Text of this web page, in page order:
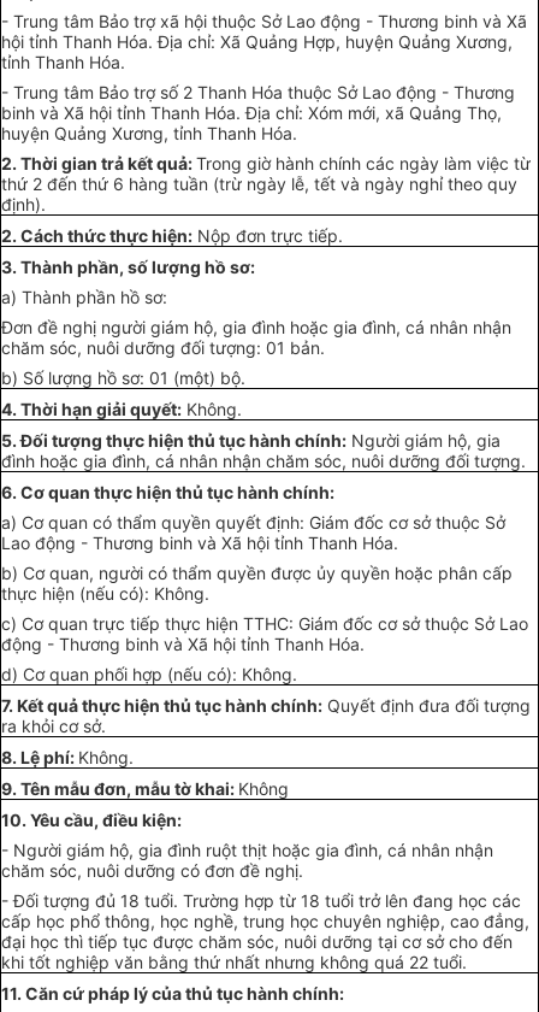
- Trung tâm Bảo trợ xã hội thuộc Sở Lao động - Thương binh và Xã
hội tỉnh Thanh Hóa. Địa chỉ: Xã Quảng Hợp, huyện Quảng Xương,
tỉnh Thanh Hóa.
- Trung tâm Bảo trợ số 2 Thanh Hóa thuộc Sở Lao động - Thương
binh và Xã hội tỉnh Thanh Hóa. Địa chỉ: Xóm mới, xã Quảng Thọ,
huyện Quảng Xương, tỉnh Thanh Hóa.
2. Thời gian trả kết quả:Trong giờ hành chính các ngày làm việc từ
thứ 2 đến thứ 6 hàng tuần (trừ ngày lễ, tết và ngày nghỉ theo quy
định).
2. Cách thức thực hiện: Nộp đơn trực tiếp.
3. Thành phần, số lượng hồ sơ:
a) Thành phần hồ sơ:
Đơn đề nghị người giám hộ, gia đình hoặc gia đình, cá nhân nhận
chăm sóc, nuôi dưỡng đối tượng: 01 bản.
b) Số lượng hồ sơ: 01 (một) bộ.
4. Thời hạn giải quyết: Không.
5. Đối tượng thực hiện thủ tục hành chính: Người giám hộ, gia
đình hoặc gia đình, cá nhân nhận chăm sóc, nuôi dưỡng đối tượng.
6. Cơ quan thực hiện thủ tục hành chính:
a) Cơ quan có thẩm quyền quyết định: Giám đốc cơ sở thuộc Sở
Lao động - Thương binh và Xã hội tỉnh Thanh Hóa.
b) Cơ quan, người có thẩm quyền được ủy quyền hoặc phân cấp
thực hiện (nếu có): Không.
c) Cơ quan trực tiếp thực hiện TTHC: Giám đốc cơ sở thuộc Sở Lao
động - Thương binh và Xã hội tỉnh Thanh Hóa.
d) Cơ quan phối hợp (nếu có): Không.
7. Kết quả thực hiện thủ tục hành chính: Quyết định đưa đối tượng
ra khỏi cơ sở.
8. Lệ phí: Không.
9. Tên mẫu đơn, mẫu tờ khai: Không
10. Yêu cầu, điều kiện:
- Người giám hộ, gia đình ruột thịt hoặc gia đình, cá nhân nhận
chăm sóc, nuôi dưỡng có đơn đề nghị.
- Đối tượng đủ 18 tuổi. Trường hợp từ 18 tuổi trở lên đang học các
cấp học phổ thông, học nghề, trung học chuyên nghiệp, cao đẳng,
đại học thì tiếp tục được chăm sóc, nuôi dưỡng tại cơ sở cho đến
khi tốt nghiệp văn bằng thứ nhất nhưng không quá 22 tuổi.
11. Căn cứ pháp lý của thủ tục hành chính: